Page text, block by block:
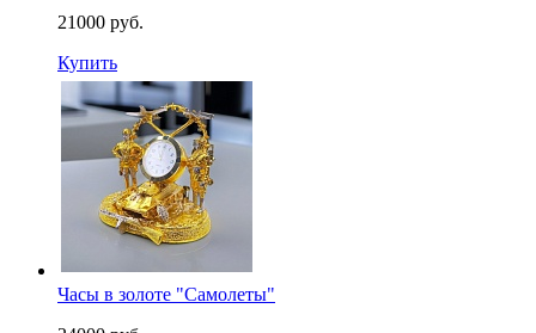
21000 руб.
Купить
Часы в золоте "Самолеты"